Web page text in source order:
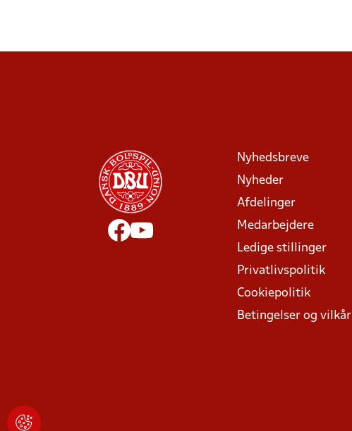
Nyhedsbreve
Nyheder
Afdelinger
Medarbejdere
Ledige stillinger
Privatlivspolitik
Cookiepolitik
Betingelser og vilkår